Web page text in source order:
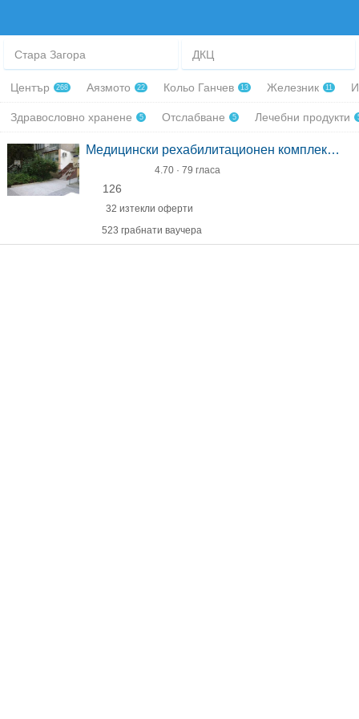
Стара Загора ДКЦ
Център 268 Аязмото 22 Кольо Ганчев 13 Железник 11
Здравословно хранене 5 Отслабване 5 Лечебни продукти
Медицински рехабилитационен комплекс Физиовита
4.70 · 79 гласа
126
32 изтекли оферти
523 грабнати ваучера